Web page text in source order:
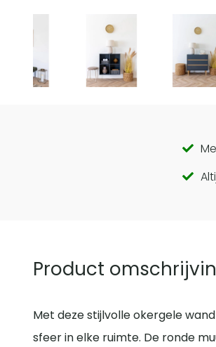
to
Product
Met deze stijlvolle okergele
sfeer in elke ruimte. De ronde